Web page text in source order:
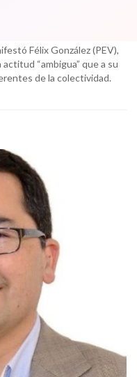
Félix González (PEV),
“ambigua” que a su
de la colectividad.